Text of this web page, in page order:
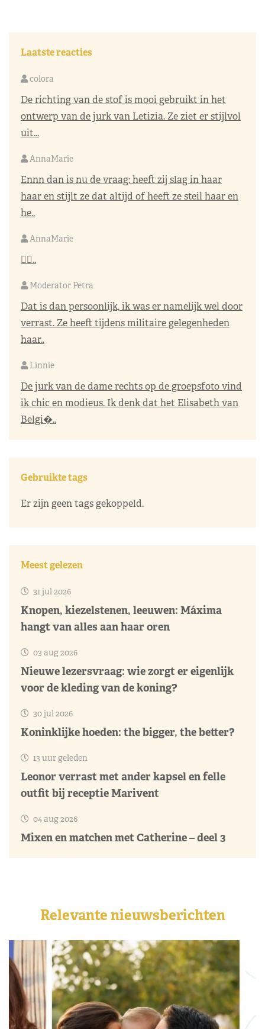
Laatste reacties
colora
De richting van de stof is mooi gebruikt in het
ontwerp van de jurk van Letizia. Ze ziet er stijlvol
uit...
AnnaMarie
Ennn dan is nu de vraag: heeft zij slag in haar
haar en stijlt ze dat altijd of heeft ze steil haar en
he..
AnnaMarie
👌🏼..
Moderator Petra
Dat is dan persoonlijk, ik was er namelijk wel door
verrast. Ze heeft tijdens militaire gelegenheden
haar..
Linnie
De jurk van de dame rechts op de groepsfoto vind
ik chic en modieus. Ik denk dat het Elisabeth van
Belgi�..
Gebruikte tags
Er zijn geen tags gekoppeld.
Meest gelezen
31 jul 2026
Knopen, kiezelstenen, leeuwen: Máxima
hangt van alles aan haar oren
03 aug 2026
Nieuwe lezersvraag: wie zorgt er eigenlijk
voor de kleding van de koning?
30 jul 2026
Koninklijke hoeden: the bigger, the better?
13 uur geleden
Leonor verrast met ander kapsel en felle
outfit bij receptie Marivent
04 aug 2026
Mixen en matchen met Catherine – deel 3
Relevante nieuwsberichten